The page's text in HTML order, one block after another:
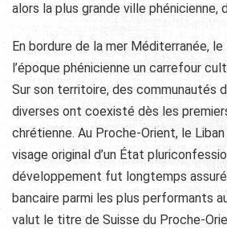
alors la plus grande ville phénicienne,
En bordure de la mer Méditerranée,
l’époque phénicienne un carrefour
Sur son territoire, des communautés
diverses ont coexisté dès les
chrétienne. Au Proche-Orient, le
visage original d’un État
développement fut longtemps
bancaire parmi les plus performants
valut le titre de Suisse du Proche-